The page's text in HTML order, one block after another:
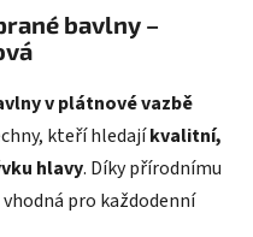
bavlny –
v plátnové vazbě
kteří hledajíkvalitní,
hlavy. Díky přírodnímu
pro každodenní